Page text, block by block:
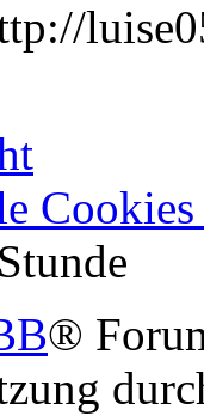
Cookies
®